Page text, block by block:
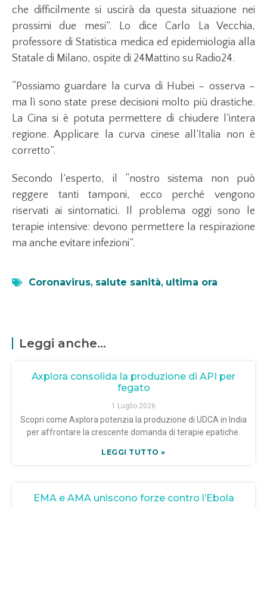
che difficilmente si uscirà da questa situazione nei
prossimi due mesi”. Lo dice Carlo La Vecchia,
professore di Statistica medica ed epidemiologia alla
Statale di Milano, ospite di 24Mattino su Radio24.
“Possiamo guardare la curva di Hubei – osserva –
ma lì sono state prese decisioni molto più drastiche.
La Cina si è potuta permettere di chiudere l’intera
regione. Applicare la curva cinese all’Italia non è
corretto”.
Secondo l’esperto, il “nostro sistema non può
reggere tanti tamponi, ecco perché vengono
riservati ai sintomatici. Il problema oggi sono le
terapie intensive: devono permettere la respirazione
ma anche evitare infezioni”.
Coronavirus, salute sanità, ultima ora
Leggi anche...
Axplora consolida la produzione di API per
fegato
1 Luglio 2026
Scopri come Axplora potenzia la produzione di UDCA in India
per affrontare la crescente domanda di terapie epatiche.
LEGGI TUTTO »
EMA e AMA uniscono forze contro l’Ebola